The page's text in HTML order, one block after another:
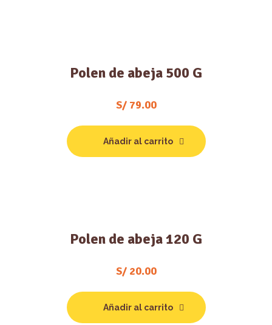
Polen de abeja 500 G
S/79.00
Añadir al carrito
Polen de abeja 120 G
S/20.00
Añadir al carrito